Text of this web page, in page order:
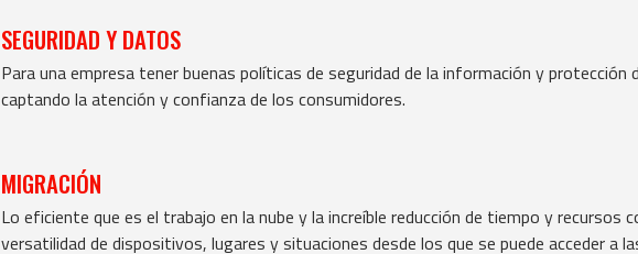
SEGURIDAD Y DATOS
Para una empresa tener buenas políticas de seguridad de la información y
captando la atención y confianza de los consumidores.
MIGRACIÓN
Lo eficiente que es el trabajo en la nube y la increíble reducción de tiempo y
versatilidad de dispositivos, lugares y situaciones desde los que se puede acceder a